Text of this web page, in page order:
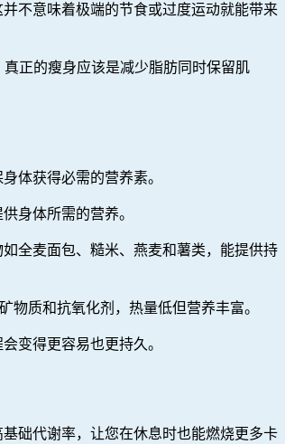
不意味着极端的节食或过度运动就能带来
正的瘦身应该是减少脂肪同时保留肌
体获得必需的营养素。
身体所需的营养。
全麦面包、糙米、燕麦和薯类，能提供持
物质和抗氧化剂，热量低但营养丰富。
变得更容易也更持久。
础代谢率，让您在休息时也能燃烧更多卡